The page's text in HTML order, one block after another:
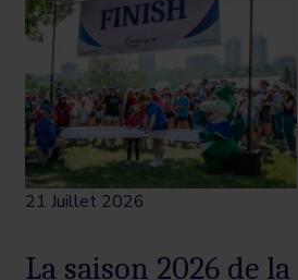
21 Juillet 2026
La saison 2026 de la